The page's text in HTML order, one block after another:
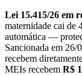
Lei 15.415/26 em
maternidade cai de
automática —
Sancionada em 26/
recebem
MEIs recebem R$